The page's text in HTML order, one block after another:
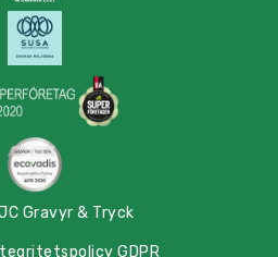
Gravyr & Tryck
GDPR